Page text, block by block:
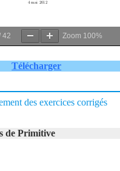
42 Zoom 100%
Télécharger
des exercices corrigés
de Primitive